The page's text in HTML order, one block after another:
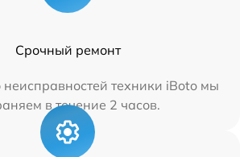
Срочный ремонт
техники iBoto мы
в течение 2 часов.